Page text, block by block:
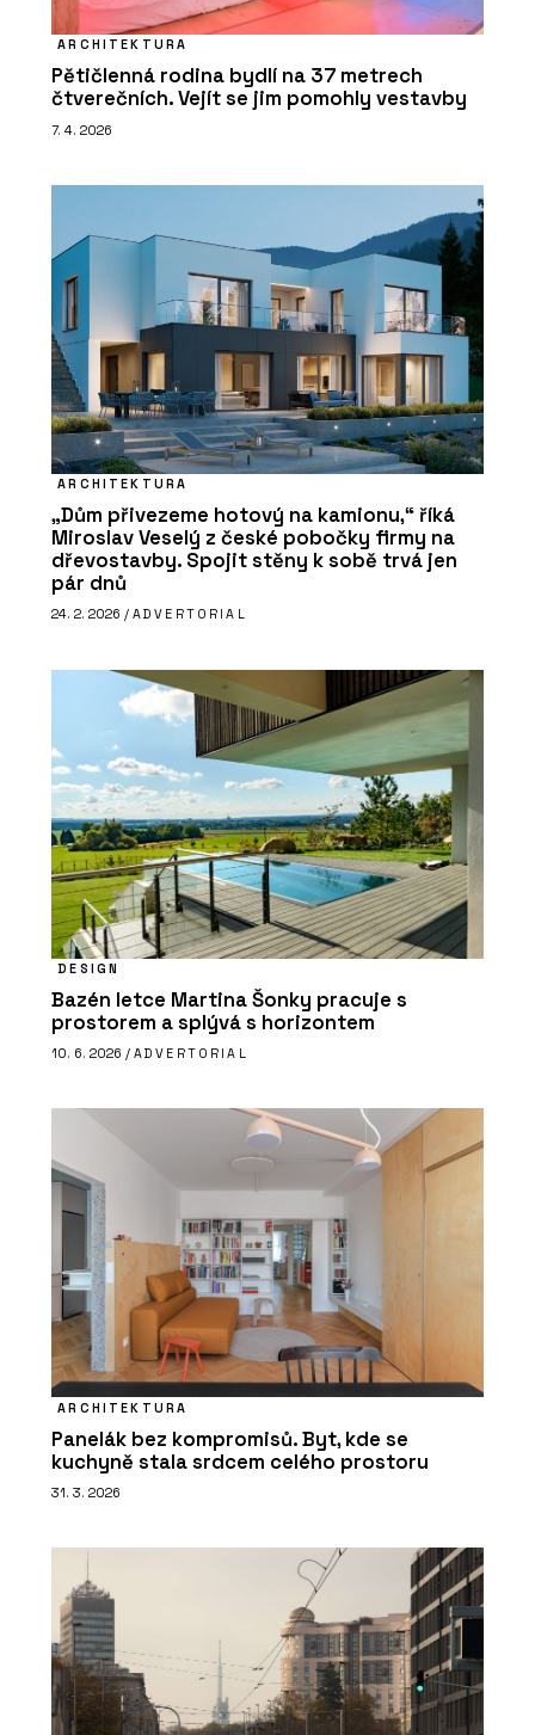
ARCHITEKTURA
Pětičlenná rodina bydlí na 37 metrech
čtverečních. Vejít se jim pomohly vestavby
7. 4. 2026
ARCHITEKTURA
„Dům přivezeme hotový na kamionu,“ říká
Miroslav Veselý z české pobočky firmy na
dřevostavby. Spojit stěny k sobě trvá jen
pár dnů
24. 2. 2026 / ADVERTORIAL
DESIGN
Bazén letce Martina Šonky pracuje s
prostorem a splývá s horizontem
10. 6. 2026 / ADVERTORIAL
ARCHITEKTURA
Panelák bez kompromisů. Byt, kde se
kuchyně stala srdcem celého prostoru
31. 3. 2026